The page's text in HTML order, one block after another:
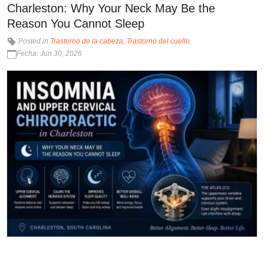
Charleston: Why Your Neck May Be the
Reason You Cannot Sleep
Posted in Trastorno de la cabeza Trastorno del cuello
Fecha: Jun 30, 2026